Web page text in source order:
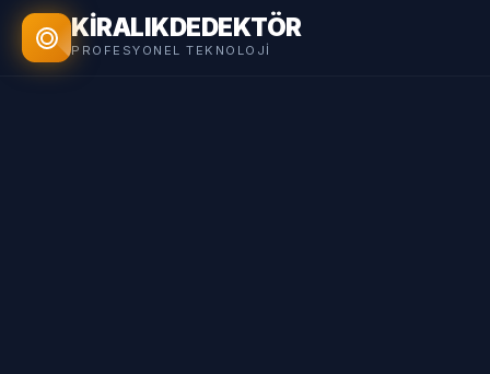
KİRALIKDEDEKTÖR
PROFESYONEL TEKNOLOJI